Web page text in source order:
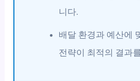
니다.
배달 환경과 예산에
전략이 최적의 결과